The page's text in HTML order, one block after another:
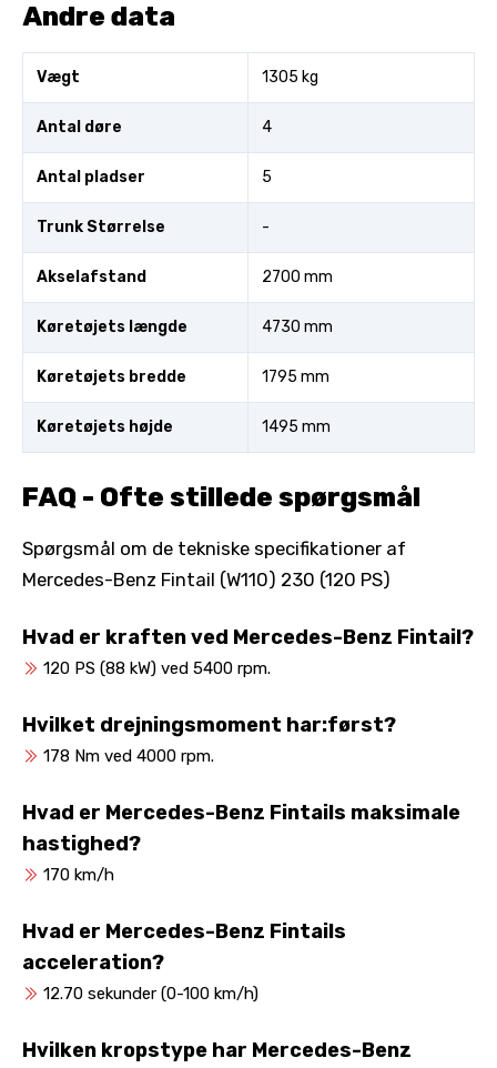
Andre data
Vægt 1305 kg
Antal døre 4
Antal pladser 5
Trunk Størrelse -
Akselafstand 2700 mm
Køretøjets længde 4730 mm
Køretøjets bredde 1795 mm
Køretøjets højde 1495 mm
FAQ - Ofte stillede spørgsmål
Spørgsmål om de tekniske specifikationer af
Mercedes-Benz Fintail (W110) 230 (120 PS)
Hvad er kraften ved Mercedes-Benz Fintail?
120 PS (88 kW) ved 5400 rpm.
Hvilket drejningsmoment har:først?
178 Nm ved 4000 rpm.
Hvad er Mercedes-Benz Fintails maksimale
hastighed?
170 km/h
Hvad er Mercedes-Benz Fintails
acceleration?
12.70 sekunder (0-100 km/h)
Hvilken kropstype har Mercedes-Benz